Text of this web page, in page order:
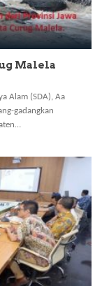
Malela
Alam (SDA), Aa
gadangkan